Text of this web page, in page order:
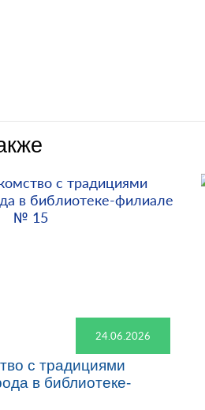
24.06.2026
с традициями
в библиотеке-